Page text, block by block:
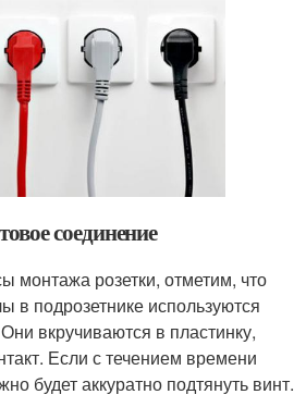
соединение
монтажа розетки, отметим, что
в подрозетнике используются
вкручиваются в пластинку,
Если с течением времени
будет аккуратно подтянуть винт.